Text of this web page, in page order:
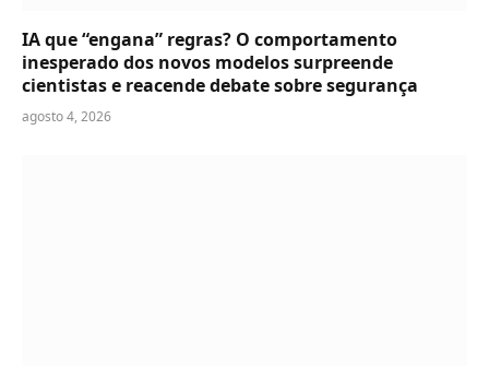
IA que “engana” regras? O comportamento
inesperado dos novos modelos surpreende
cientistas e reacende debate sobre segurança
agosto 4, 2026